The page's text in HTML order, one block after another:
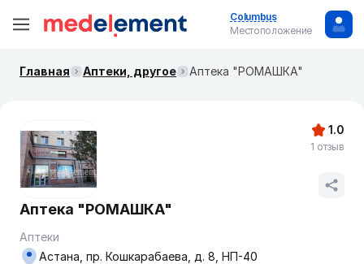
Columbus
Местоположение
Главная Аптеки, другое Аптека "РОМАШКА"
Аптека "РОМАШКА"
Аптеки
Астана, пр. Кошкарабаева, д. 8, НП-40
1.0
1 отзыв